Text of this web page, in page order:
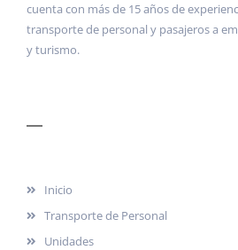
cuenta con más de 15 años de
transporte de personal y pasajeros a
y turismo.
Inicio
Transporte de Personal
Unidades